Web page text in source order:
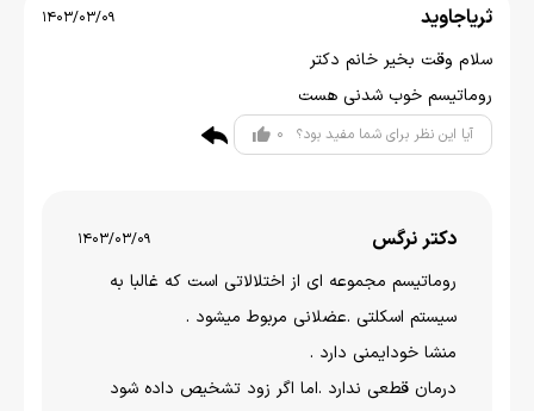
ثریاجاوید 1403/03/09
سلام وقت بخیر خانم دکتر
روماتیسم خوب شدنی هست
آیا این نظر برای شما مفید بود؟ 0
دکتر نرگس 1403/03/09
روماتیسم مجموعه ای از اختلالاتی است که غالبا به
سیستم اسکلتی .عضلانی مربوط میشود .
منشا خودایمنی دارد .
درمان قطعی ندارد .اما اگر زود تشخیص داده شود